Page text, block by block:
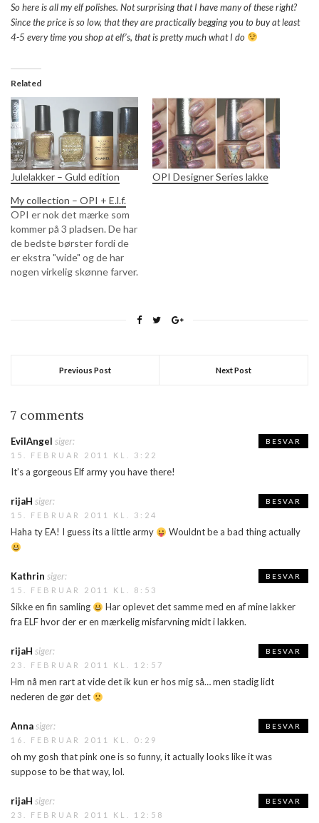
So here is all my elf polishes. Not surprising that I have many of these right?
Since the price is so low, that they are practically begging you to buy at least
4-5 every time you shop at elf’s, that is pretty much what I do
Related
Julelakker – Guld edition
OPI Designer Series lakke
My collection – OPI + E.l.f.
OPI er nok det mærke som
kommer på 3 pladsen. De har
de bedste børster fordi de
er ekstra "wide" og de har
nogen virkelig skønne farver.
Previous Post Next Post
7 comments
EvilAngel siger:
15. FEBRUAR 2011 KL. 3:22
It’s a gorgeous Elf army you have there!
BESVAR
rijaH siger:
15. FEBRUAR 2011 KL. 3:24
Haha ty EA! I guess its a little army Wouldnt be a bad thing actually
BESVAR
Kathrin siger:
15. FEBRUAR 2011 KL. 8:53
Sikke en fin samling
Har oplevet det samme med en af mine lakker
fra ELF hvor der er en mærkelig misfarvning midt i lakken.
BESVAR
rijaH siger:
23. FEBRUAR 2011 KL. 12:57
Hm nå men rart at vide det ik kun er hos mig så… men stadig lidt
nederen de gør det
BESVAR
Annasiger:
16. FEBRUAR 2011 KL. 0:29
oh my gosh that pink one is so funny, it actually looks like it was
suppose to be that way, lol.
BESVAR
rijaH siger:
23. FEBRUAR 2011 KL. 12:58
BESVAR